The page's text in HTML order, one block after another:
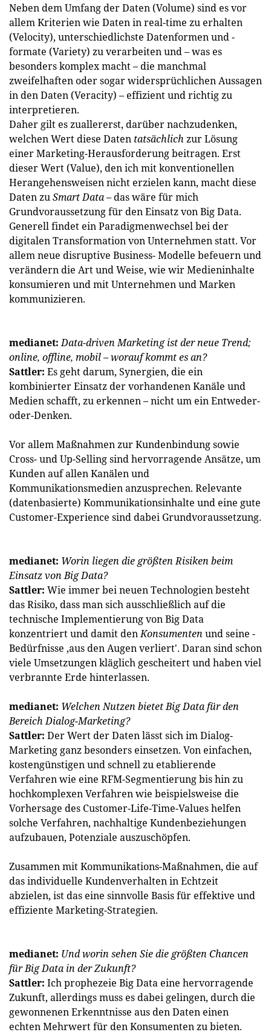
Neben dem Umfang der Daten (Volume) sind es vor
allem Kriterien wie Daten in real-time zu erhalten
(Velocity), unterschiedlichste Datenformen und -
formate (Variety) zu verarbeiten und – was es
besonders komplex macht – die manchmal
zweifelhaften oder sogar widersprüchlichen Aussagen
in den Daten (Veracity) – effizient und richtig zu
interpretieren.
Daher gilt es zuallererst, darüber nachzudenken,
welchen Wert diese Daten tatsächlich zur Lösung
einer Marketing-Herausforderung beitragen. Erst
dieser Wert ­(Value), den ich mit konventionellen
Herangehensweisen nicht erzielen kann, macht diese
Daten zuSmart Data– das wäre für mich
Grundvoraussetzung für den Einsatz von Big Data.
Generell findet ein Paradigmenwechsel bei der
digitalen Transformation von Unternehmen statt. Vor
allem neue disruptive Business- Modelle befeuern und
verändern die Art und Weise, wie wir Medieninhalte
konsumieren und mit ­Unternehmen und Marken
kommunizieren.
medianet:Data-driven Marketing ist der neue Trend;
online, offline, mobil – worauf kommt es an?
Sattler: Es geht darum, Synergien, die ein
kombinierter Einsatz der vorhandenen Kanäle und
Medien schafft, zu erkennen – nicht um ein Entweder-
oder-Denken.
Vor allem Maßnahmen zur Kundenbindung sowie
Cross- und Up-Selling sind hervorragende Ansätze, um
Kunden auf allen Kanälen und
Kommunikationsmedien anzusprechen. Relevante
(datenbasierte) Kommunikationsinhalte und eine gute
Customer-Experience sind dabei Grundvoraussetzung.
medianet: Worin liegen die größten Risiken beim
Einsatz von Big Data?
Sattler: Wie immer bei neuen Technologien besteht
das Risiko, dass man sich ausschließlich auf die
technische Implementierung von Big Data
konzentriert und damit denKonsumenten und seine ­
Bedürfnisse ‚aus den Augen verliert'. Daran sind schon
viele Umsetzungen kläglich gescheitert und haben viel
verbrannte Erde hinterlassen.
medianet: Welchen Nutzen bietet Big Data für den
Bereich Dialog-Marketing?
Sattler: Der Wert der Daten lässt sich im Dialog-
Marketing ganz besonders einsetzen. Von einfachen,
kostengünstigen und schnell zu etablierende
Verfahren wie eine RFM-Segmentierung bis hin zu
hochkomplexen Verfahren wie beispielsweise die
Vorhersage des Customer-Life-Time-Values helfen
solche Verfahren, nachhaltige Kundenbeziehungen
aufzubauen, ­Potenziale auszuschöpfen.
Zusammen mit Kommunikations-Maßnahmen, die auf
das individuelle Kundenverhalten in Echtzeit
abzielen, ist das eine sinnvolle Basis für effektive und
effiziente Marketing-Strategien.
medianet: Und worin sehen Sie die größten Chancen
für Big Data in der Zukunft?
Sattler: Ich prophezeie Big Data eine hervorragende
Zukunft, allerdings muss es dabei gelingen, durch die
gewonnenen Erkenntnisse aus den Daten einen
echten Mehrwert für den Konsumenten zu bieten.